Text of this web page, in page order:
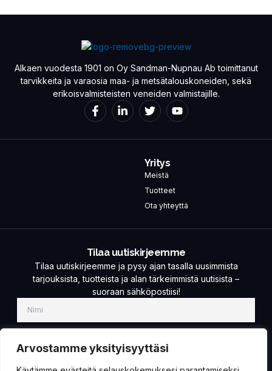
Arvostamme yksityisyyttäsi
Alkaen vuodesta 1901 on Oy Sandman-Nupnau Ab toimittanut
tarvikkeita ja varaosia maa- ja metsätalouskoneiden, sekä
erikoisvalmisteisten veneiden valmistajille.
Yritys
Meistä
Tuotteet
Ota yhteyttä
Tilaa uutiskirjeemme
Tilaa uutiskirjeemme ja pysy ajan tasalla uusimmista
tarjouksista, tuotteista ja alan tärkeimmistä uutisista –
suoraan sähköpostiisi!